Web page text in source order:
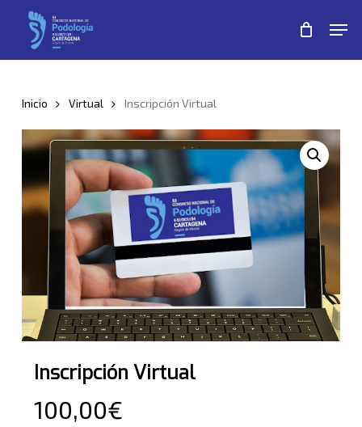
Inicio Virtual Inscripción Virtual
Inscripción Virtual
100,00€